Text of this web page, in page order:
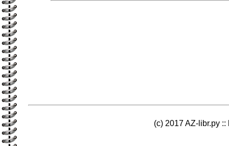
(c) 2017 AZ-libr.ру ::